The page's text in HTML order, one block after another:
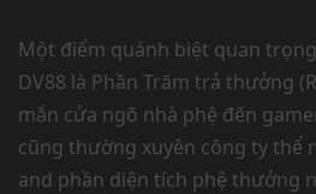
Một điểm quánh biệt quan
DV88 là Phần Trăm trả thưởng
mắn cửa ngõ nhà phệ đến
cũng thường xuyên công ty thể
and phần diện tích phệ thưởng